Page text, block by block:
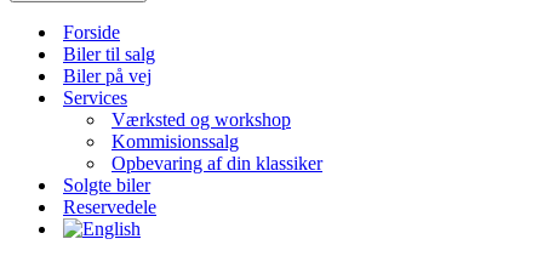
Forside
Biler til salg
Biler på vej
Services
Værksted og workshop
Kommisionssalg
Opbevaring af din klassiker
Solgte biler
Reservedele